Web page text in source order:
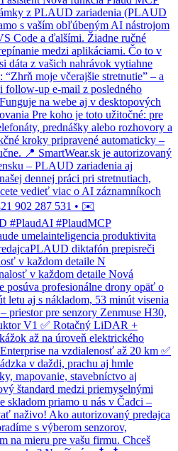
v každom detaile N